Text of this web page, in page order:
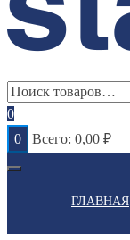
0
0
Всего: 0,00 ₽
ГЛАВНАЯ